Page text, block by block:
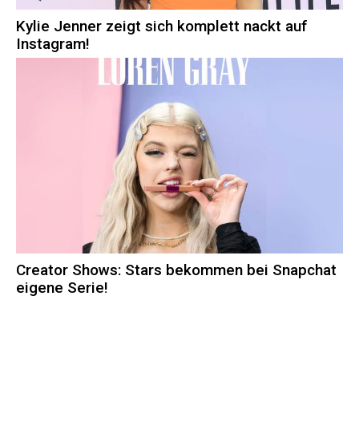
Kylie Jenner zeigt sich komplett nackt auf
Instagram!
Creator Shows: Stars bekommen bei Snapchat
eigene Serie!